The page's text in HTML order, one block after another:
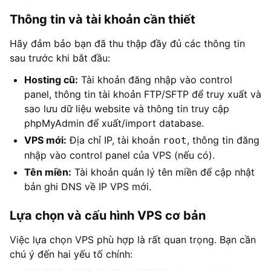
Thông tin và tài khoản cần thiết
Hãy đảm bảo bạn đã thu thập đầy đủ các thông tin
sau trước khi bắt đầu:
Hosting cũ: Tài khoản đăng nhập vào control
panel, thông tin tài khoản FTP/SFTP để truy xuất và
sao lưu dữ liệu website và thông tin truy cập
phpMyAdmin để xuất/import database.
VPS mới: Địa chỉ IP, tài khoản root, thông tin đăng
nhập vào control panel của VPS (nếu có).
Tên miền: Tài khoản quản lý tên miền để cập nhật
bản ghi DNS về IP VPS mới.
Lựa chọn và cấu hình VPS cơ bản
Việc lựa chọn VPS phù hợp là rất quan trọng. Bạn cần
chú ý đến hai yếu tố chính: